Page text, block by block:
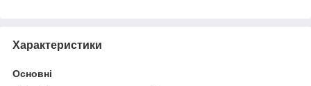
Характеристики
Основні